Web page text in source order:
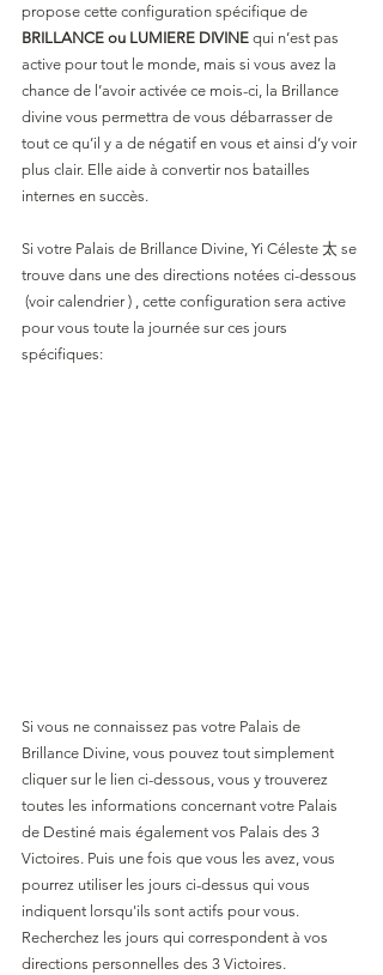
propose cette configuration spécifique de
BRILLANCE ou LUMIERE DIVINE qui n’est pas
active pour tout le monde, mais si vous avez la
chance de l’avoir activée ce mois-ci, la Brillance
divine vous permettra de vous débarrasser de
tout ce qu’il y a de négatif en vous et ainsi d’y voir
plus clair. Elle aide à convertir nos batailles
internes en succès.
Si votre Palais de Brillance Divine, Yi Céleste 太 se
trouve dans une des directions notées ci-dessous
(voir calendrier ) , cette configuration sera active
pour vous toute la journée sur ces jours
spécifiques:
Si vous ne connaissez pas votre Palais de
Brillance Divine, vous pouvez tout simplement
cliquer sur le lien ci-dessous, vous y trouverez
toutes les informations concernant votre Palais
de Destiné mais également vos Palais des 3
Victoires. Puis une fois que vous les avez, vous
pourrez utiliser les jours ci-dessus qui vous
indiquent lorsqu'ils sont actifs pour vous.
Recherchez les jours qui correspondent à vos
directions personnelles des 3 Victoires.